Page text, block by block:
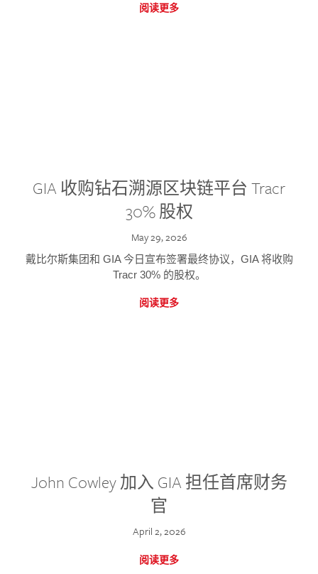
阅读更多
GIA 收购钻石溯源区块链平台 Tracr
30% 股权
May 29, 2026
戴比尔斯集团和 GIA 今日宣布签署最终协议，GIA 将收购
Tracr 30% 的股权。
阅读更多
John Cowley 加入 GIA 担任首席财务
官
April 2, 2026
阅读更多